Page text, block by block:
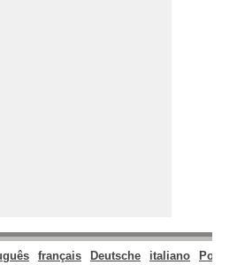
français Deutsche italiano